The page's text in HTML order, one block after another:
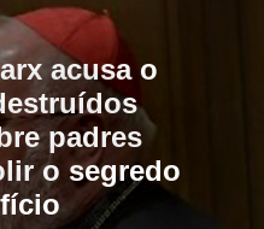
acusa o
padres
o segredo